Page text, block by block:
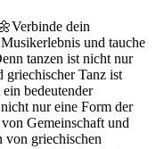
dein
und tauche
tanzen ist nicht nur
griechischer Tanz ist
bedeutender
nur eine Form der
Gemeinschaft und
von griechischen